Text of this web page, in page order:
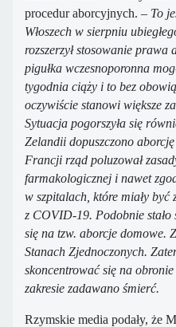
procedur aborcyjnych. – To
Włoszech w sierpniu
rozszerzył stosowanie
pigułka wczesnoporonna
tygodnia ciąży i to bez
oczywiście stanowi większe
Sytuacja pogorszyła się
Zelandii dopuszczono
Francji rząd poluzował
farmakologicznej i nawet
w szpitalach, które miały
z COVID-19. Podobnie
się na tzw. aborcje domowe.
Stanach Zjednoczonych.
skoncentrować się na
zakresie zadawano śmierć.
Rzymskie media podały, że